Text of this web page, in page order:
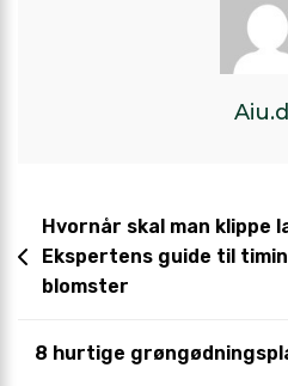
Hvornår skal man klippe
Ekspertens guide til
blomster
8 hurtige